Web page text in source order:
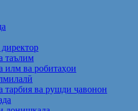
таълим
илм ва робитаҳои
тарбия ва рушди ҷавонон